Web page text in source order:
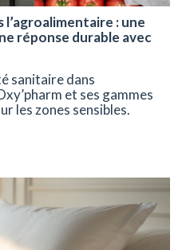
: une
réponse durable avec
sanitaire dans
et ses gammes
les zones sensibles.